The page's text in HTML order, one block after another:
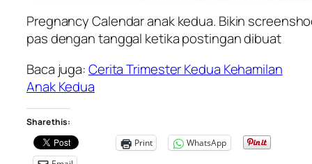
Pregnancy Calendar anak kedua. Bikin
pas dengan tanggal ketika postingan dibuat
Baca juga:Cerita Trimester Kedua Kehamilan
Anak Kedua
Share this:
Print
WhatsApp